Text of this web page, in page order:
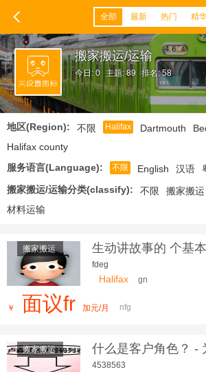
全部 最新 热门 精
搬家搬运/运输
今日: 0 主题: 89 排名: 58
地区(Region): 不限 Halifax Dartmouth
Halifax county
服务语言(Language):
不限 English 汉语
搬家搬运/运输分类(classify):
不限 搬家搬运
材料运输
搬家搬运 生动讲故事的 个基
fdeg
Halifax gn
￥ 面议fr 加元/月 nfg
搬家搬运
什么是客户角色？ -
解你的
4538563